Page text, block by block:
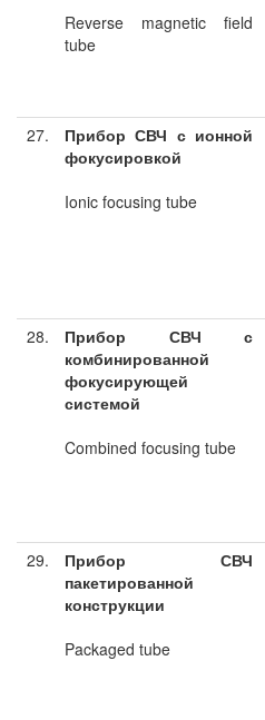
Reverse magnetic field
tube
27.
Прибор СВЧ с ионной
фокусировкой
Ionic focusing tube
28.
Прибор СВЧ с
комбинированной
фокусирующей
системой
Combined focusing tube
29.
Прибор СВЧ
пакетированной
конструкции
Packaged tube